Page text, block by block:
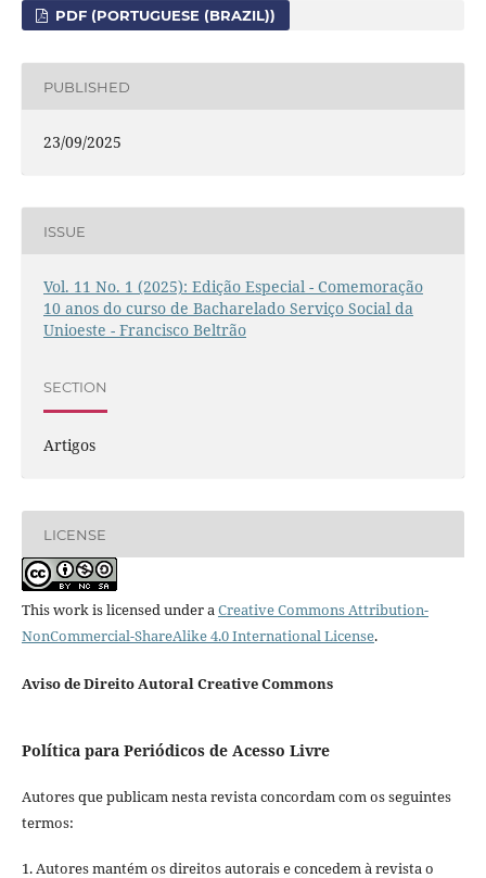
PDF (PORTUGUESE (BRAZIL))
PUBLISHED
23/09/2025
ISSUE
Vol. 11 No. 1 (2025): Edição Especial - Comemoração
10 anos do curso de Bacharelado Serviço Social da
Unioeste - Francisco Beltrão
SECTION
Artigos
LICENSE
This work is licensed under aCreative Commons Attribution-
NonCommercial-ShareAlike 4.0 International License.
Aviso de Direito Autoral Creative Commons
Política para Periódicos de Acesso Livre
Autores que publicam nesta revista concordam com os seguintes
termos:
1. Autores mantém os direitos autorais e concedem à revista o